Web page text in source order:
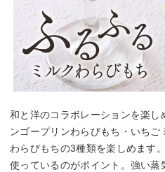
和と洋のコラボレーションを楽
ンゴープリンわらびもち・いち
わらびもちの3種類を楽しめます
使っているのがポイント。強い蒸